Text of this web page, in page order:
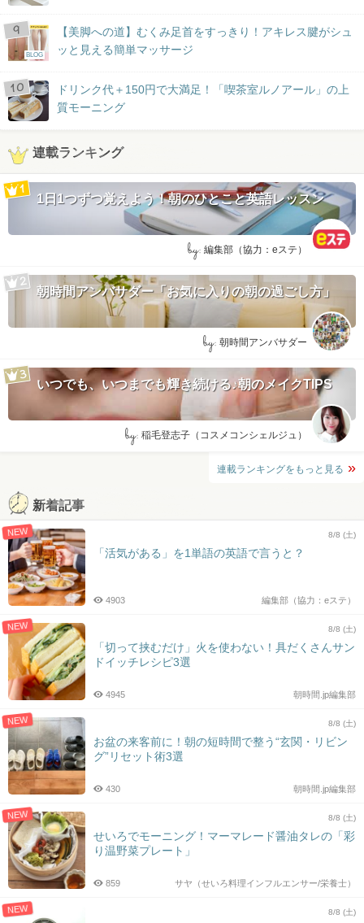
BLOG
【美脚への道】むくみ足首をすっきり！アキレス腱がシュ
ッと見える簡単マッサージ
ドリンク代＋150円で大満足！「喫茶室ルノアール」の上
質モーニング
連載ランキング
1日1つずつ覚えよう！朝のひとこと英語レッスン
by: 編集部（協力：eステ）
朝時間アンバサダー「お気に入りの朝の過ごし方」
by: 朝時間アンバサダー
いつでも、いつまでも輝き続ける♪朝のメイクTIPS
by: 稲毛登志子（コスメコンシェルジュ）
連載ランキングをもっと見る
新着記事
NEW 8/8 (土)
「活気がある」を1単語の英語で言うと？
編集部（協力：eステ）
4903
NEW 8/8 (土)
「切って挟むだけ」火を使わない！具だくさんサン
ドイッチレシピ3選
朝時間.jp編集部
4945
NEW 8/8 (土)
お盆の来客前に！朝の短時間で整う“玄関・リビン
グ”リセット術3選
朝時間.jp編集部
430
NEW 8/8 (土)
せいろでモーニング！マーマレード醤油タレの「彩
り温野菜プレート」
サヤ（せいろ料理インフルエンサー/栄養士）
859
NEW 8/8 (土)